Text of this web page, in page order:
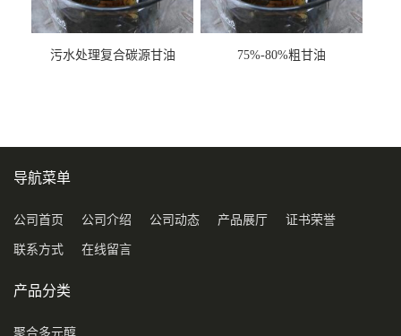
污水处理复合碳源甘油
75%-80%粗甘油
导航菜单
公司首页 公司介绍 公司动态 产品展厅 证书荣誉
联系方式 在线留言
产品分类
聚合多元醇